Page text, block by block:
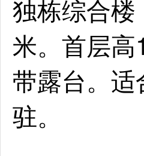
独栋综合
米。首层
带露台。
驻。